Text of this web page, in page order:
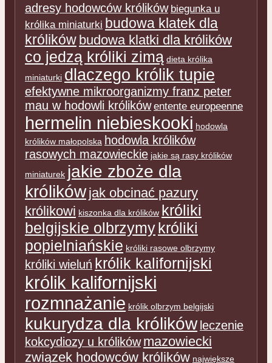
adresy hodowców królików biegunka u
królika miniaturki budowa klatek dla
królików budowa klatki dla królików
co jedzą króliki zimą dieta królika
miniaturki dlaczego królik tupie
efektywne mikroorganizmy franz peter
mau w hodowli królików entente europeenne
hermelin niebieskooki hodowla
królików małopolska hodowla królików
rasowych mazowieckie jakie są rasy królików
miniaturek jakie zboże dla
królików jak obcinać pazury
królikowi kiszonka dla królików króliki
belgijskie olbrzymykróliki
popielniańskie króliki rasowe olbrzymy
króliki wieluń królik kalifornijski
królik kalifornijski
rozmnażanie królik olbrzym belgijski
kukurydza dla królików leczenie
kokcydiozy u królików mazowiecki
związek hodowców królików największe